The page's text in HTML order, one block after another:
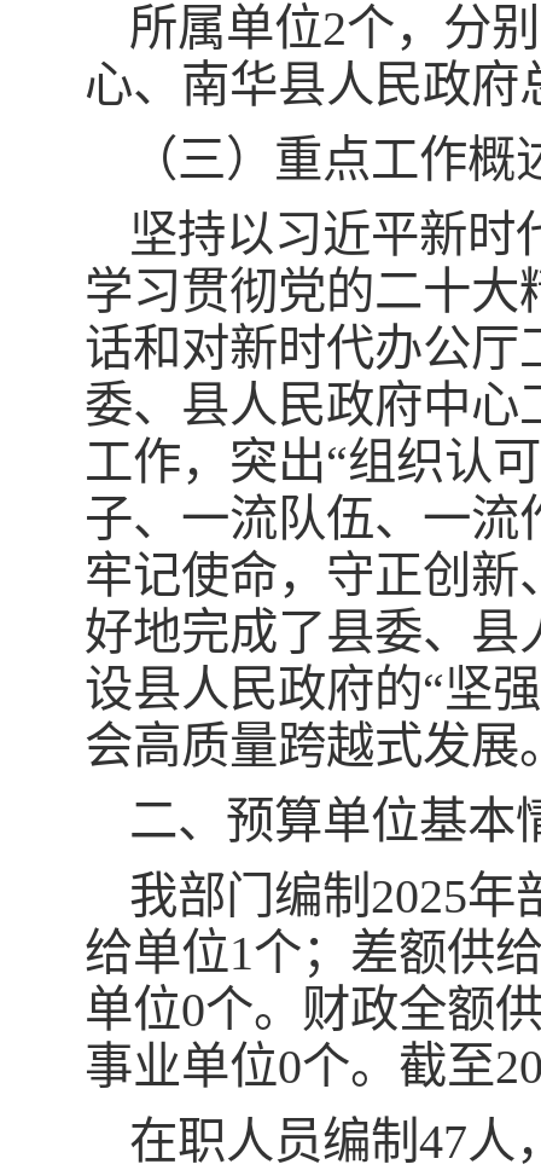
所属单位2个，分
心、南华县人民政府
（三）重点工作概
坚持以习近平新时
学习贯彻党的二十
话和对新时代办公厅
委、县人民政府中心
工作，突出“组织认
子、一流队伍、一流
牢记使命，守正创
好地完成了县委、县
设县人民政府的“坚
会高质量跨越式发展
二、预算单位基本
我部门编制2025
给单位1个；差额供
单位0个。财政全额
事业单位0个。截至
在职人员编制47人